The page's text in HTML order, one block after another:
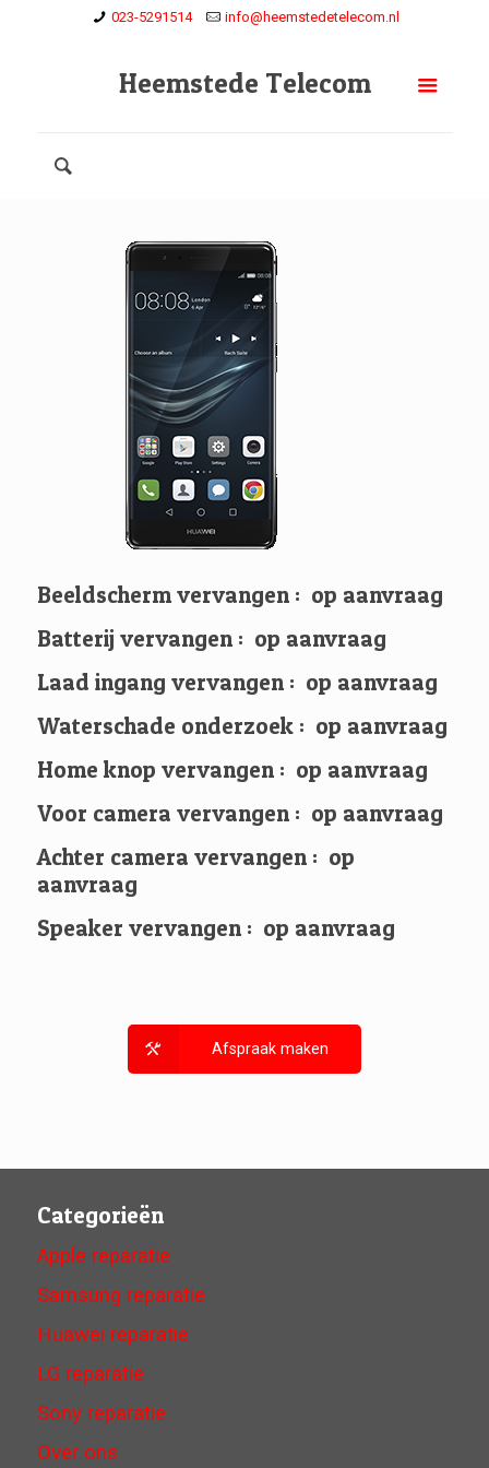
023-5291514 info@heemstedetelecom.nl
Heemstede Telecom
Beeldscherm vervangen : op aanvraag
Batterij vervangen : op aanvraag
Laad ingang vervangen : op aanvraag
Waterschade onderzoek : op aanvraag
Home knop vervangen : op aanvraag
Voor camera vervangen : op aanvraag
Achter camera vervangen : op
aanvraag
Speaker vervangen : op aanvraag
Afspraak maken
Categorieën
Apple reparatie
Samsung reparatie
Huawei reparatie
LG reparatie
Sony reparatie
Over ons